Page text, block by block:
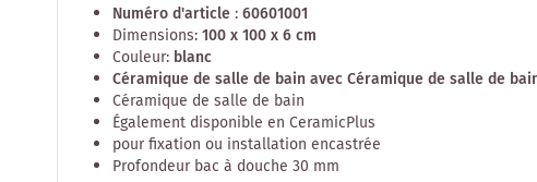
Numéro d'article:60601001
Dimensions:100 x 100 x 6 cm
Couleur: blanc
Céramique de salle de bain avec Céramique de salle de
Céramique de salle de bain
Également disponible en CeramicPlus
pour fixation ou installation encastrée
Profondeur bac à douche 30 mm